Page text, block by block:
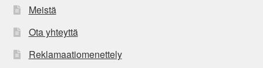
Meistä
Ota yhteyttä
Reklamaatiomenettely